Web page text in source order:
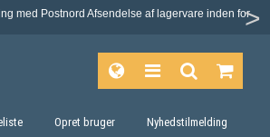
med Postnord Afsendelse af lagervare inden for
Fortrydelsesret på 30 dage
Opret bruger Nyhedstilmelding